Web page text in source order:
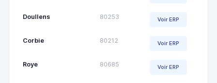
Doullens 80253 Voir ERP
Corbie 80212 Voir ERP
Roye 80685 Voir ERP